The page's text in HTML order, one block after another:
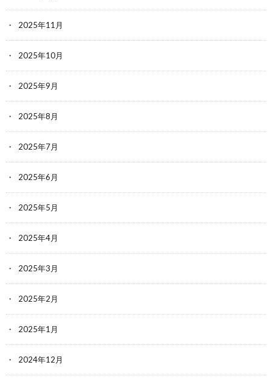
2025年11月
2025年10月
2025年9月
2025年8月
2025年7月
2025年6月
2025年5月
2025年4月
2025年3月
2025年2月
2025年1月
2024年12月